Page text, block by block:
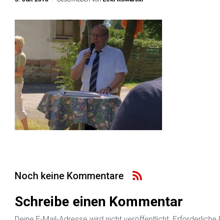
Noch keine Kommentare
Schreibe einen Kommentar